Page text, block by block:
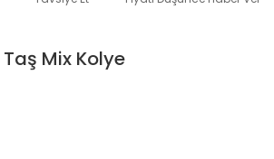
Mix Kolye